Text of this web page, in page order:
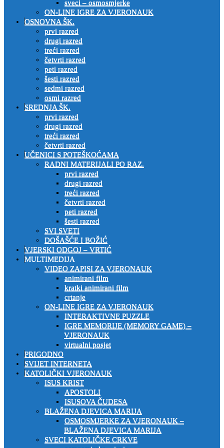
sveci – osmosmjerke
ON-LINE IGRE ZA VJERONAUK
OSNOVNA ŠK.
prvi razred
drugi razred
treći razred
četvrti razred
peti razred
šesti razred
sedmi razred
osmi razred
SREDNJA ŠK.
prvi razred
drugi razred
treći razred
četvrti razred
UČENICI S POTEŠKOĆAMA
RADNI MATERIJALI PO RAZ.
prvi razred
drugi razred
treći razred
četvrti razred
peti razred
šesti razred
SVI SVETI
DOŠAŠĆE I BOŽIĆ
VJERSKI ODGOJ – VRTIĆ
MULTIMEDIJA
VIDEO ZAPISI ZA VJERONAUK
animirani film
kratki animirani film
crtanje
ON-LINE IGRE ZA VJERONAUK
INTERAKTIVNE PUZZLE
IGRE MEMORIJE (MEMORY GAME) –
VJERONAUK
virtualni posjet
PRIGODNO
SVIJET INTERNETA
KATOLIČKI VJERONAUK
ISUS KRIST
APOSTOLI
ISUSOVA ČUDESA
BLAŽENA DJEVICA MARIJA
OSMOSMJERKE ZA VJERONAUK –
BLAŽENA DJEVICA MARIJA
SVECI KATOLIČKE CRKVE